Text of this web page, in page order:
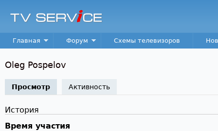
TV
Service
Main menu
Главная Форум Схемы телевизоров
Oleg Pospelov
Просмотр (активная вкладка)
Активность
История
Время участия